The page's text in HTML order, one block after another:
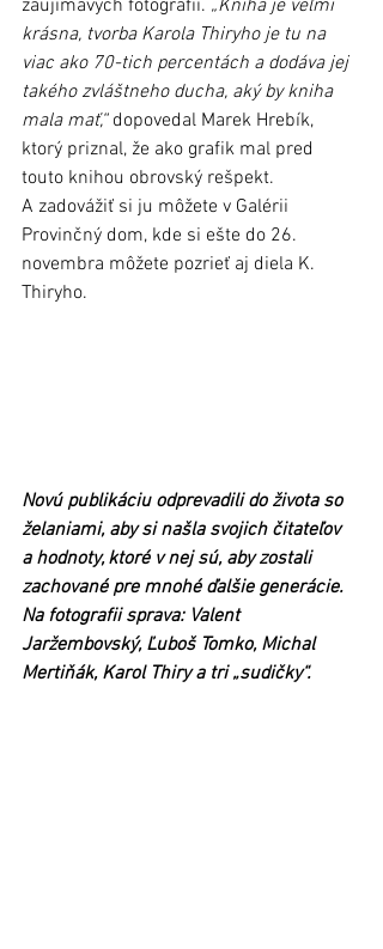
zaujímavých fotografií. „Kniha je veľmi
krásna, tvorba Karola Thiryho je tu na
viac ako 70-tich percentách a dodáva jej
takého zvláštneho ducha, aký by kniha
mala mať,“ dopovedal Marek Hrebík,
ktorý priznal, že ako grafik mal pred
touto knihou obrovský rešpekt.
A zadovážiť si ju môžete v Galérii
Provinčný dom, kde si ešte do 26.
novembra môžete pozrieť aj diela K.
Thiryho.
Novú publikáciu odprevadili do života so
želaniami, aby si našla svojich čitateľov
a hodnoty, ktoré v nej sú, aby zostali
zachované pre mnohé ďalšie generácie.
Na fotografii sprava: Valent
Jaržembovský, Ľuboš Tomko, Michal
Mertiňák, Karol Thiry a tri „sudičky“.